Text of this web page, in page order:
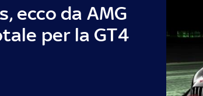
ecco da AMG
per la GT4